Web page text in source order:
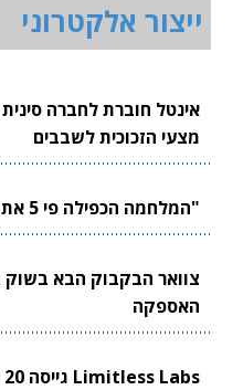
ייצור אלקטרוני
אינטל חוברת לחברה
מצעי הזכוכית לשבבים
"המלחמה הכפילה פי 5 את שוק הייצור המיידי"
האספקה